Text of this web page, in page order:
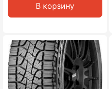
В корзину